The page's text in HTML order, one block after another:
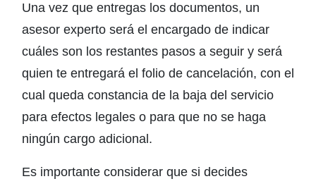
Una vez que entregas los documentos, un
asesor experto será el encargado de indicar
cuáles son los restantes pasos a seguir y será
quien te entregará el folio de cancelación, con el
cual queda constancia de la baja del servicio
para efectos legales o para que no se haga
ningún cargo adicional.
Es importante considerar que si decides